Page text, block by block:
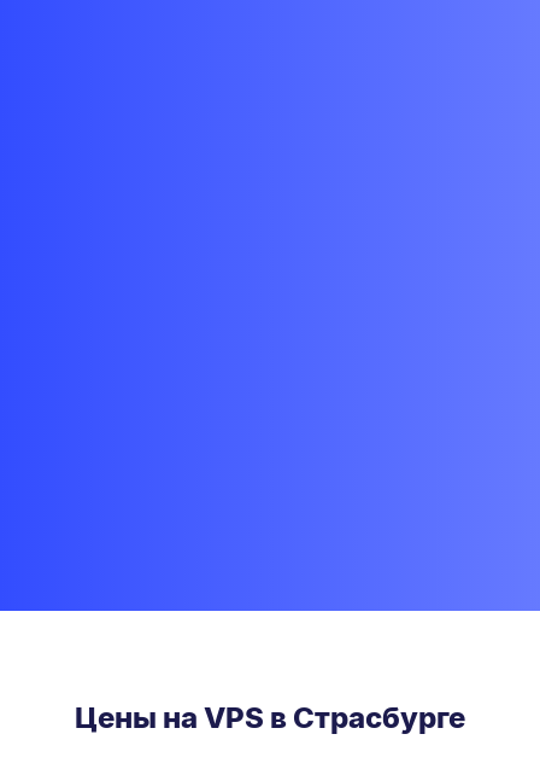
Цены на VPS в Страсбурге